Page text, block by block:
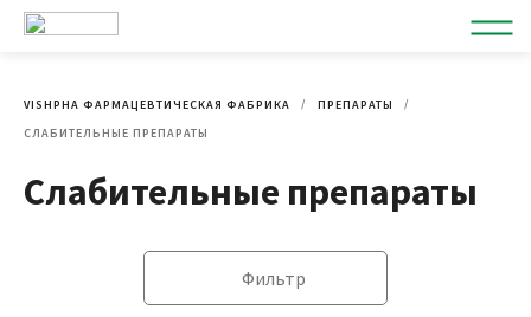
VISHPHA ФАРМАЦЕВТИЧЕСКАЯ ФАБРИКА
ПРЕПАРАТЫ
СЛАБИТЕЛЬНЫЕ ПРЕПАРАТЫ
Слабительные препараты
Фильтр